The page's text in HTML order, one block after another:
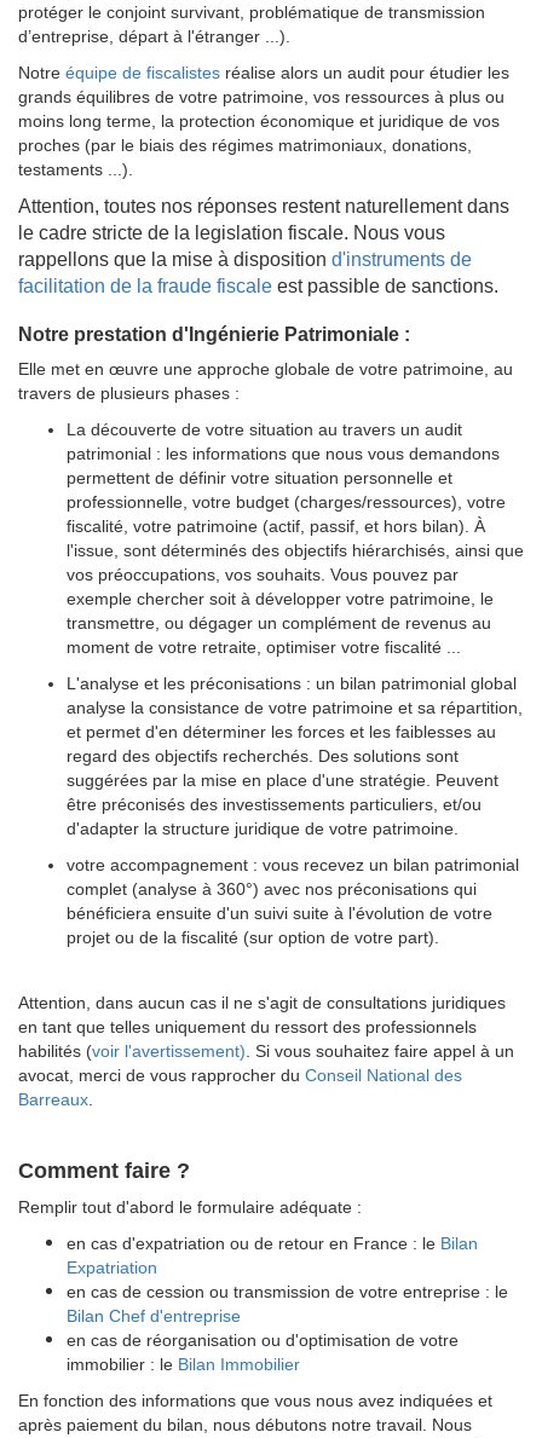
protéger le conjoint survivant, problématique de transmission
d’entreprise, départ à l'étranger ...).
Notre équipe de fiscalistes réalise alors un audit pour étudier les
grands équilibres de votre patrimoine, vos ressources à plus ou
moins long terme, la protection économique et juridique de vos
proches (par le biais des régimes matrimoniaux, donations,
testaments ...).
Attention, toutes nos réponses restent naturellement dans
le cadre stricte de la legislation fiscale. Nous vous
rappellons que la mise à disposition d'instruments de
facilitation de la fraude fiscale est passible de sanctions.
Notre prestation d'Ingénierie Patrimoniale :
Elle met en œuvre une approche globale de votre patrimoine, au
travers de plusieurs phases :
La découverte de votre situation au travers un audit
patrimonial : les informations que nous vous demandons
permettent de définir votre situation personnelle et
professionnelle, votre budget (charges/ressources), votre
fiscalité, votre patrimoine (actif, passif, et hors bilan). À
l'issue, sont déterminés des objectifs hiérarchisés, ainsi que
vos préoccupations, vos souhaits. Vous pouvez par
exemple chercher soit à développer votre patrimoine, le
transmettre, ou dégager un complément de revenus au
moment de votre retraite, optimiser votre fiscalité ...
L'analyse et les préconisations : un bilan patrimonial global
analyse la consistance de votre patrimoine et sa répartition,
et permet d'en déterminer les forces et les faiblesses au
regard des objectifs recherchés. Des solutions sont
suggérées par la mise en place d'une stratégie. Peuvent
être préconisés des investissements particuliers, et/ou
d'adapter la structure juridique de votre patrimoine.
votre accompagnement : vous recevez un bilan patrimonial
complet (analyse à 360°) avec nos préconisations qui
bénéficiera ensuite d'un suivi suite à l'évolution de votre
projet ou de la fiscalité (sur option de votre part).
Attention, dans aucun cas il ne s'agit de consultations juridiques
en tant que telles uniquement du ressort des professionnels
habilités (voir l'avertissement) . Si vous souhaitez faire appel à un
avocat, merci de vous rapprocher du Conseil National des
Barreaux
Comment faire ?
Remplir tout d'abord le formulaire adéquate :
en cas d'expatriation ou de retour en France : le Bilan
Expatriation
en cas de cession ou transmission de votre entreprise : le
Bilan Chef d'entreprise
en cas de réorganisation ou d'optimisation de votre
immobilier : le Bilan Immobilier
En fonction des informations que vous nous avez indiquées et
après paiement du bilan, nous débutons notre travail. Nous